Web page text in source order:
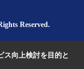
Reserved.
ス向上検討を目的と